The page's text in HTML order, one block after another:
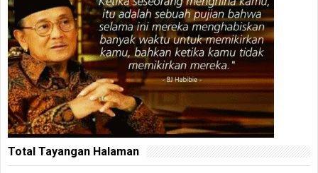
Total Tayangan Halaman